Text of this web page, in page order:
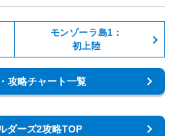
モンゾーラ島1：
初上陸
攻略チャート一覧
ダーズ2攻略TOP